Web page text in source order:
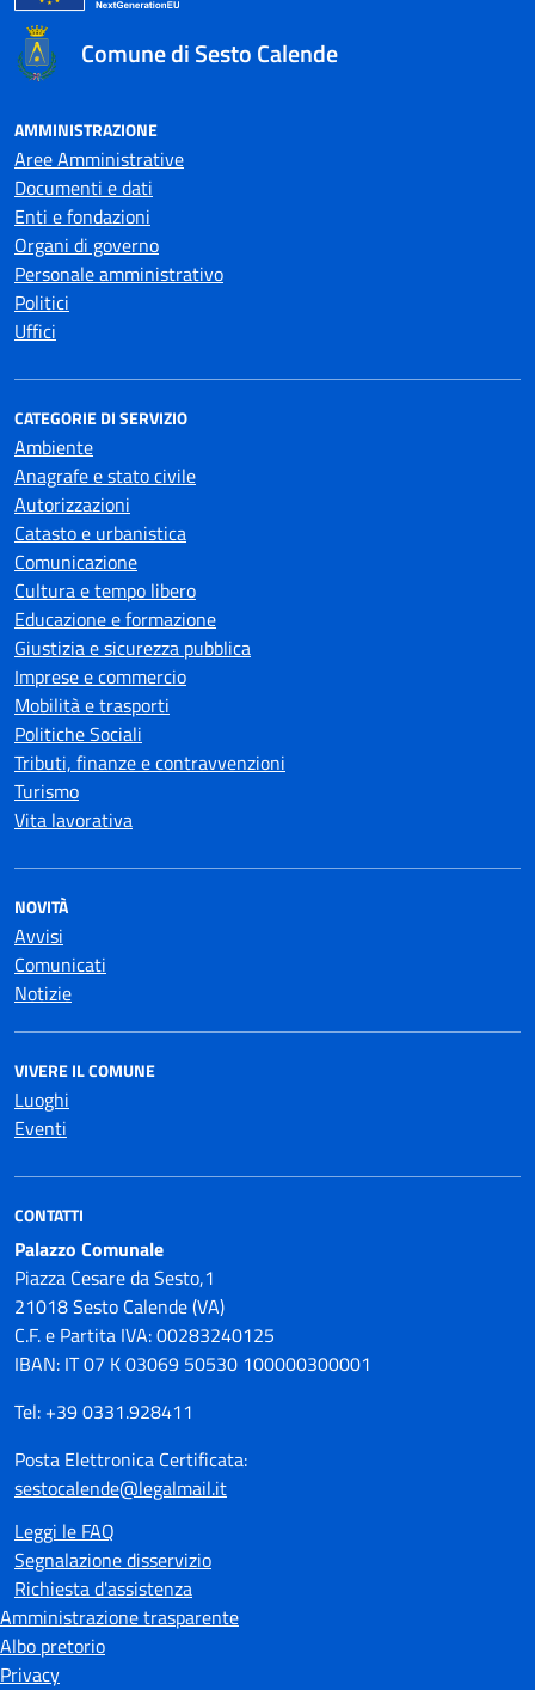
Comune di Sesto Calende
AMMINISTRAZIONE
Aree Amministrative
Documenti e dati
Enti e fondazioni
Organi di governo
Personale amministrativo
Politici
Uffici
CATEGORIE DI SERVIZIO
Ambiente
Anagrafe e stato civile
Autorizzazioni
Catasto e urbanistica
Comunicazione
Cultura e tempo libero
Educazione e formazione
Giustizia e sicurezza pubblica
Imprese e commercio
Mobilità e trasporti
Politiche Sociali
Tributi, finanze e contravvenzioni
Turismo
Vita lavorativa
NOVITÀ
Avvisi
Comunicati
Notizie
VIVERE IL COMUNE
Luoghi
Eventi
CONTATTI
Palazzo Comunale
Piazza Cesare da Sesto,1
21018 Sesto Calende (VA)
C.F. e Partita IVA: 00283240125
IBAN: IT 07 K 03069 50530 100000300001
Tel: +39 0331.928411
Posta Elettronica Certificata:
sestocalende@legalmail.it
Leggi le FAQ
Segnalazione disservizio
Richiesta d'assistenza
Amministrazione trasparente
Albo pretorio
Privacy